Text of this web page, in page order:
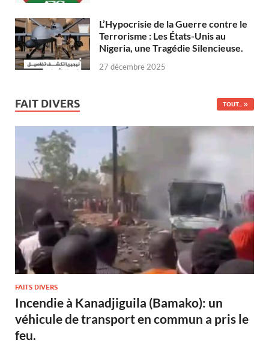
L’Hypocrisie de la Guerre contre le
Terrorisme : Les États-Unis au
Nigeria, une Tragédie Silencieuse.
27 décembre 2025
FAIT DIVERS TOUT...
FAITS DIVERS
Incendie à Kanadjiguila (Bamako): un
véhicule de transport en commun a pris le
feu.